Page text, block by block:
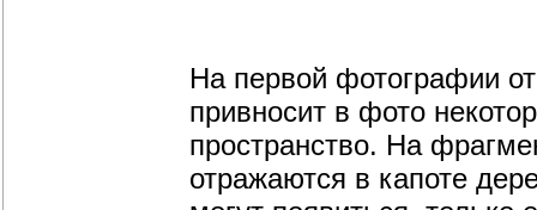
На первой фотографии
привносит в фото
пространство. На
отражаются в капоте